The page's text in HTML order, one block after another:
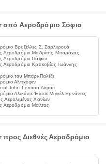
από Αεροδρόμιο Σόφια
Βρυξέλλες Σ. Σαρλερουά
Αεροδρόμιο Μαδρίτης Μπαράχας
Αεροδρόμιο Πάφου
Αεροδρόμιο Κρακοβίας Ιωάννης
του Μπάρι-Παλέζε
Αϊντχόφεν
John Lennon Airport
Αλικάντε-Έλτσε Μιγκέλ Ερνάντες
Αερολιμένας Χανίων
Αεροδρόμιο Μάλτας
Διεθνές Αεροδρόμιο